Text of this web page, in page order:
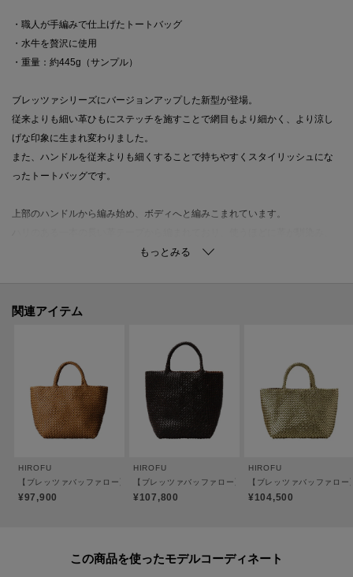
・職人が手編みで仕上げたトートバッグ
・水牛を贅沢に使用
・重量：約445g（サンプル）
ブレッツァシリーズにバージョンアップした新型が登場。
従来よりも細い革ひもにステッチを施すことで網目もより細かく、より涼し
げな印象に生まれ変わりました。
また、ハンドルを従来よりも細くすることで持ちやすくスタイリッシュにな
ったトートバッグです。
上部のハンドルから編み始め、ボディへと編みこまれています。
B5サイズでマチがあり、たっぷりと容量が入ります。
●裏地：なし／カラーは全色ブラウンです。
※底板のカラーは商品のカラーによって異なります。
※ステッチのカラーは商品のカラーによって異なります。
【おすすめのご使用シーン】
す。
たっぷりと容量が入るため、お荷物が多い方もスッキリとお持ちいただけま
関連アイテム
HIROFU
【ブレッツァバッファロー】レザーメッシュトートバッグ S 本革 ステッチ（商品番号
¥97,900
HIROFU
【ブレッツァバッファロー】レザーメッシュトートバ
¥107,800
HIROFU
【ブレッツァバッファロ
¥104,500
この商品を使った